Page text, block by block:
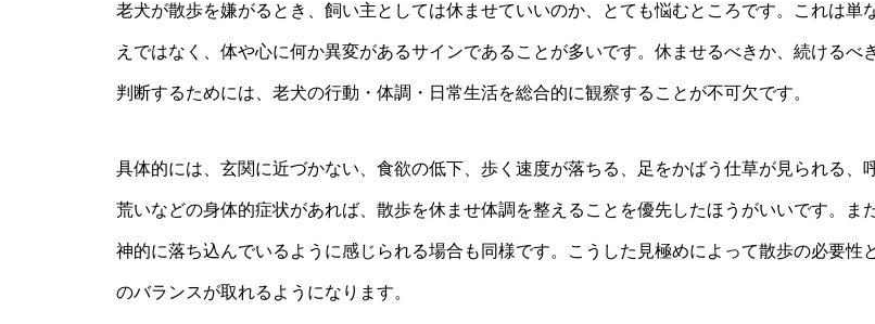
老犬が散歩を嫌がるとき、飼い主としては休ませていいのか、とても悩むところです。これは単
えではなく、体や心に何か異変があるサインであることが多いです。休ませるべきか、続けるべ
判断するためには、老犬の行動・体調・日常生活を総合的に観察することが不可欠です。
具体的には、玄関に近づかない、食欲の低下、歩く速度が落ちる、足をかばう仕草が見られる、
荒いなどの身体的症状があれば、散歩を休ませ体調を整えることを優先したほうがいいです。ま
神的に落ち込んでいるように感じられる場合も同様です。こうした見極めによって散歩の必要性
のバランスが取れるようになります。